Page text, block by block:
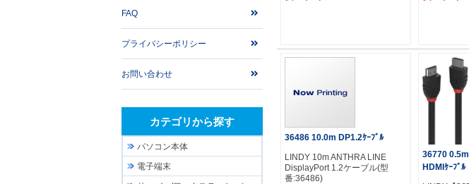
36486 10.0m DP1.2ｹｰﾌﾞﾙ
LINDY 10m ANTHRA LINE
DisplayPort 1.2ケーブル(型
番:36486)
36770
HDMIｹｰﾌﾞﾙ
FAQ
プライバシーポリシー
お問い合わせ
カテゴリから探す
パソコン本体
電子端末